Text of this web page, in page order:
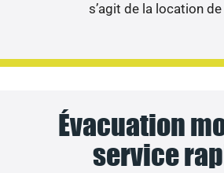
s’agit de la location de
Évacuation
service